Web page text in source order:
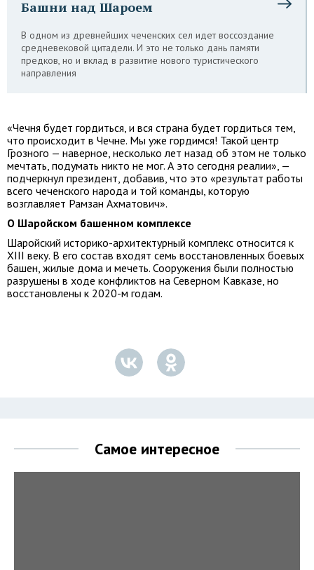
Башни над Шароем
В одном из древнейших чеченских сел идет воссоздание
средневековой цитадели. И это не только дань памяти
предков, но и вклад в развитие нового туристического
направления
«Чечня будет гордиться, и вся страна будет гордиться тем,
что происходит в Чечне. Мы уже гордимся! Такой центр
Грозного — наверное, несколько лет назад об этом не только
мечтать, подумать никто не мог. А это сегодня реалии», —
подчеркнул президент, добавив, что это «результат работы
всего чеченского народа и той команды, которую
возглавляет Рамзан Ахматович».
О Шаройском башенном комплексе
Шаройский историко-архитектурный комплекс относится к
XIII веку. В его состав входят семь восстановленных боевых
башен, жилые дома и мечеть. Сооружения были полностью
разрушены в ходе конфликтов на Северном Кавказе, но
восстановлены к 2020-м годам.
Самое интересное